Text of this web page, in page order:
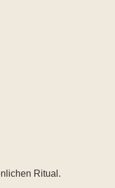
Ritual.